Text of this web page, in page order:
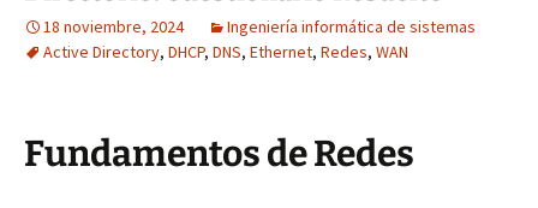
18 noviembre, 2024
Ingeniería informática de sistemas
Active Directory, DHCP, DNS, Ethernet, Redes, WAN
Fundamentos de Redes